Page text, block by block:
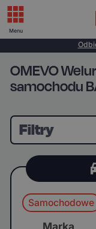
OMEVO
samochodu
Filtry
Samochodowe
Marka
Menu